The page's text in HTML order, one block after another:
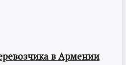
в Армении